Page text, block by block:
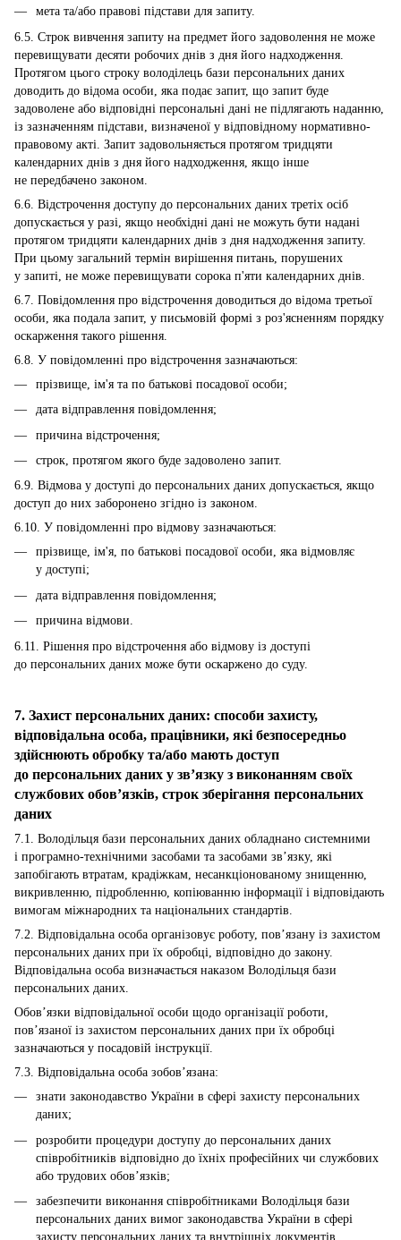
мета та/або правові підстави для запиту.
6.5. Строк вивчення запиту на предмет його задоволення не може
перевищувати десяти робочих днів з дня його надходження.
Протягом цього строку володілець бази персональних даних
доводить до відома особи, яка подає запит, що запит буде
задоволене або відповідні персональні дані не підлягають наданню,
із зазначенням підстави, визначеної у відповідному нормативно-
правовому акті. Запит задовольняється протягом тридцяти
календарних днів з дня його надходження, якщо інше
не передбачено законом.
6.6. Відстрочення доступу до персональних даних третіх осіб
допускається у разі, якщо необхідні дані не можуть бути надані
протягом тридцяти календарних днів з дня надходження запиту.
При цьому загальний термін вирішення питань, порушених
у запиті, не може перевищувати сорока п'яти календарних днів.
6.7. Повідомлення про відстрочення доводиться до відома третьої
особи, яка подала запит, у письмовій формі з роз'ясненням порядку
оскарження такого рішення.
6.8. У повідомленні про відстрочення зазначаються:
прізвище, ім'я та по батькові посадової особи;
дата відправлення повідомлення;
причина відстрочення;
строк, протягом якого буде задоволено запит.
6.9. Відмова у доступі до персональних даних допускається, якщо
доступ до них заборонено згідно із законом.
6.10. У повідомленні про відмову зазначаються:
прізвище, ім'я, по батькові посадової особи, яка відмовляє
у доступі;
дата відправлення повідомлення;
причина відмови.
6.11. Рішення про відстрочення або відмову із доступі
до персональних даних може бути оскаржено до суду.
7. Захист персональних даних: способи захисту,
відповідальна особа, працівники, які безпосередньо
здійснюють обробку та/або мають доступ
до персональних даних у зв’язку з виконанням своїх
службових обов’язків, строк зберігання персональних
даних
7.1. Володільця бази персональних даних обладнано системними
і програмно-технічними засобами та засобами зв’язку, які
запобігають втратам, крадіжкам, несанкціонованому знищенню,
викривленню, підробленню, копіюванню інформації і відповідають
вимогам міжнародних та національних стандартів.
7.2. Відповідальна особа організовує роботу, пов’язану із захистом
персональних даних при їх обробці, відповідно до закону.
Відповідальна особа визначається наказом Володільця бази
персональних даних.
Обов’язки відповідальної особи щодо організації роботи,
пов’язаної із захистом персональних даних при їх обробці
зазначаються у посадовій інструкції.
7.3. Відповідальна особа зобов’язана:
знати законодавство України в сфері захисту персональних
даних;
розробити процедури доступу до персональних даних
співробітників відповідно до їхніх професійних чи службових
або трудових обов’язків;
забезпечити виконання співробітниками Володільця бази
персональних даних вимог законодавства України в сфері
захисту персональних даних та внутрішніх документів,